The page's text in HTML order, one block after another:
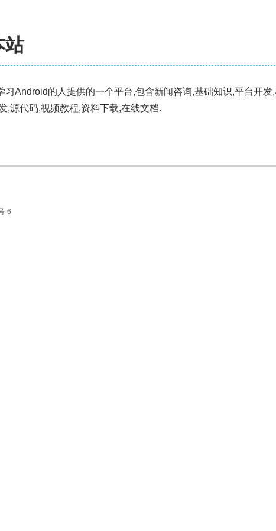
站
习Android的人提供的一个平台,包含新闻咨询,基础知识,平台开发
,源代码,视频教程,资料下载,在线文档.
-6